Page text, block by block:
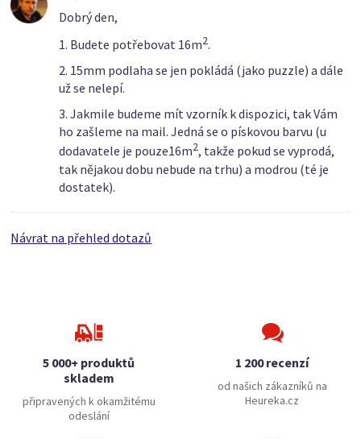
Dobrý den,
1. Budete potřebovat 16m2.
2. 15mm podlaha se jen pokládá (jako puzzle) a dále
už se nelepí.
3. Jakmile budeme mít vzorník k dispozici, tak Vám
ho zašleme na mail. Jedná se o pískovou barvu (u
dodavatele je pouze16m2, takže pokud se vyprodá,
tak nějakou dobu nebude na trhu) a modrou (té je
dostatek).
Návrat na přehled dotazů
5 000+ produktů
skladem
připravených k okamžitému
odeslání
1 200 recenzí
od našich zákazníků na
Heureka.cz